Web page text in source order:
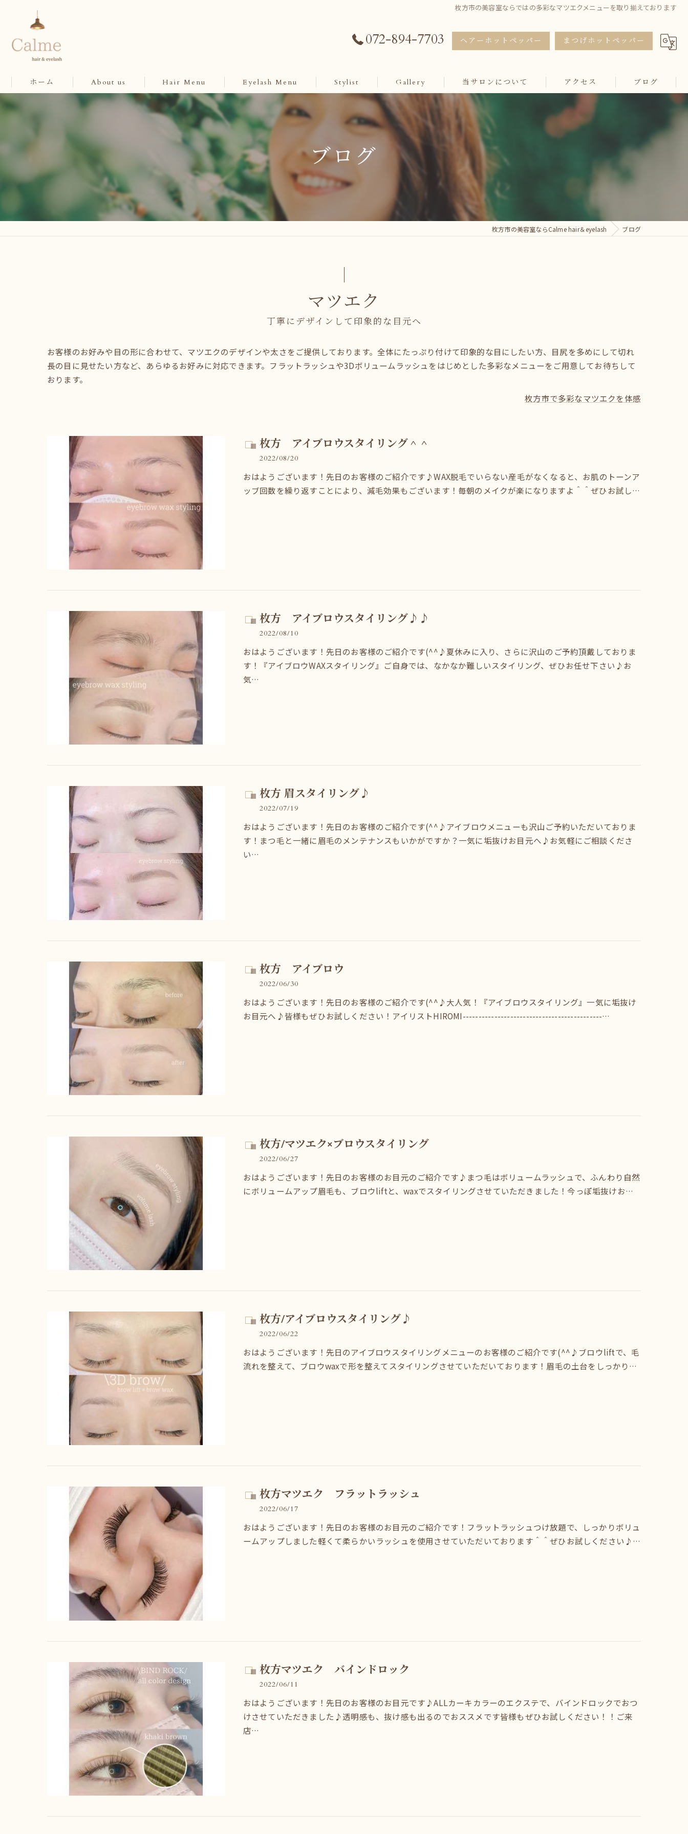
枚方市の美容室ならではの多彩なマツエクメニューを取り揃えております
072-894-7703 ヘアーホットペッパー まつげホットペッパー
ホーム About us Hair Menu Eyelash Menu Stylist Gallery 当サロンについて
カラー
トリートメント
マツエク
まつ毛パーマ
アクセス ブログ
ブログ
枚方市の美容室ならCalme hair＆eyelash ブログ
マツエク
丁寧にデザインして印象的な目元へ
お客様のお好みや目の形に合わせて、マツエクのデザインや太さをご提供しております。全体にたっぷり付けて印象的な目にしたい方、目尻を多めにして切れ
長の目に見せたい方など、あらゆるお好みに対応できます。フラットラッシュや3Dボリュームラッシュをはじめとした多彩なメニューをご用意してお待ちして
おります。
枚方市で多彩なマツエクを体感
枚方 アイブロウスタイリング＾＾
2022/08/20
おはようございます！先日のお客様のご紹介です♪WAX脱毛でいらない産毛がなくなると、お肌のトーンア
ッブ回数を繰り返すことにより、減毛効果もございます！毎朝のメイクが楽になりますよ＾＾ぜひお試し…
枚方 アイブロウスタイリング♪♪
2022/08/10
おはようございます！先日のお客様のご紹介です(^^♪夏休みに入り、さらに沢山のご予約頂戴しておりま
す！『アイブロウWAXスタイリング』ご自身では、なかなか難しいスタイリング、ぜひお任せ下さい♪お
気…
枚方 眉スタイリング♪
2022/07/19
おはようございます！先日のお客様のご紹介です(^^♪アイブロウメニューも沢山ご予約いただいておりま
す！まつ毛と一緒に眉毛のメンテナンスもいかがですか？一気に垢抜けお目元へ♪お気軽にご相談くださ
い…
枚方 アイブロウ
2022/06/30
おはようございます！先日のお客様のご紹介です(^^♪大人気！『アイブロウスタイリング』一気に垢抜け
お目元へ♪皆様もぜひお試しください！アイリストHIROMI--------------------------------------------…
枚方/マツエク×ブロウスタイリング
2022/06/27
おはようございます！先日のお客様のお目元のご紹介です♪まつ毛はボリュームラッシュで、ふんわり自然
にボリュームアップ眉毛も、ブロウliftと、waxでスタイリングさせていただきました！今っぽ垢抜けお…
枚方/アイブロウスタイリング♪
2022/06/22
おはようございます！先日のアイブロウスタイリングメニューのお客様のご紹介です(^^♪ブロウliftで、毛
流れを整えて、ブロウwaxで形を整えてスタイリングさせていただいております！眉毛の土台をしっかり…
枚方マツエク フラットラッシュ
2022/06/17
おはようございます！先日のお客様のお目元のご紹介です！フラットラッシュつけ放題で、しっかりボリュ
ームアップしました軽くて柔らかいラッシュを使用させていただいております＾＾ぜひお試しください♪…
枚方マツエク バインドロック
2022/06/11
おはようございます！先日のお客様のお目元です♪ALLカーキカラーのエクステで、バインドロックでおつ
けさせていただきました♪透明感も、抜け感も出るのでおススメです皆様もぜひお試しください！！ご来
店…